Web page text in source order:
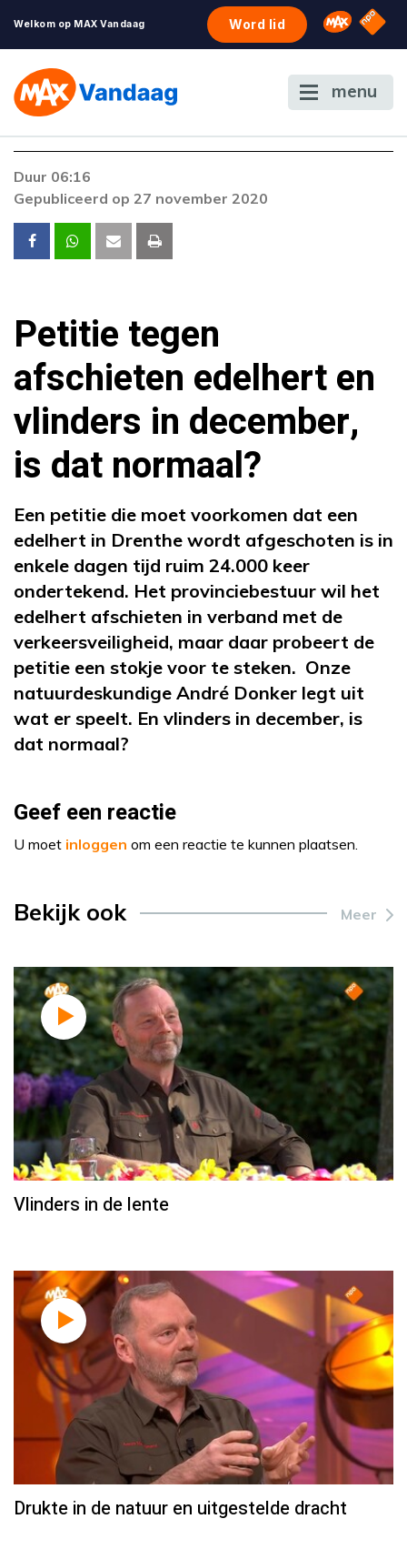
Welkom op MAX Vandaag Word lid Omroep
NPO
menu
De gewenste stream is op dit moment niet
voordoen, neem dan contact op met onze
klantenservice.
Duur 06:16
Gepubliceerd op 27 november 2020
Petitie tegen
afschieten edelhert en
vlinders in december,
is dat normaal?
Een petitie die moet voorkomen dat een
edelhert in Drenthe wordt afgeschoten is in
enkele dagen tijd ruim 24.000 keer
ondertekend. Het provinciebestuur wil het
edelhert afschieten in verband met de
verkeersveiligheid, maar daar probeert de
petitie een stokje voor te steken. Onze
natuurdeskundige André Donker legt uit
wat er speelt. En vlinders in december, is
dat normaal?
Geef een reactie
U moet inloggen om een reactie te kunnen plaatsen.
Bekijk ook Meer
Vlinders in de lente
Drukte in de natuur en uitgestelde dracht